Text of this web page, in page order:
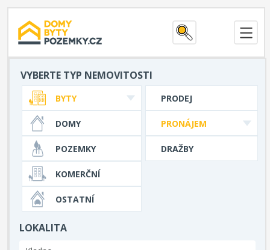
VYBERTE TYP NEMOVITOSTI
PRODEJ
PRONÁJEM
DRAŽBY
BYTY
DOMY
POZEMKY
KOMERČNÍ
OSTATNÍ
LOKALITA